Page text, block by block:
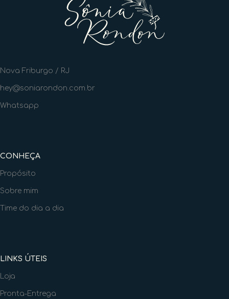
Nova Friburgo / RJ
hey@soniarondon.com.br
Whatsapp
CONHEÇA
Propósito
Sobre mim
Time do dia a dia
LINKS ÚTEIS
Loja
Pronta-Entrega